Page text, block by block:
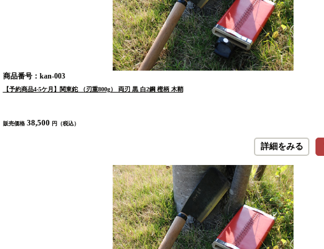
商品番号：kan-003
【予約商品4-5ケ月】関東鉈 （刃重800g） 両刃 黒 白2鋼 樫柄 木鞘
販売価格 38,500 円（税込）
詳細をみる